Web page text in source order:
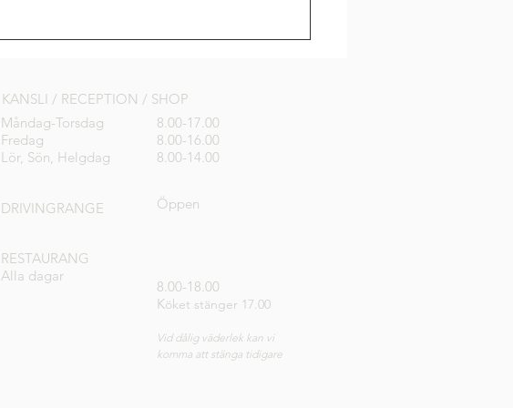
KANSLI / RECEPTION / SHOP
Måndag-Torsdag
Fredag
Lör, Sön, Helgdag
DRIVINGRANGE
RESTAURANG
Alla dagar
8.00-17.00
8.00-16.00
8.00-14.00
Öppen
8.00-18.00
Köket stänger 17.00
Vid dålig väderlek kan vi
komma att stänga tidigare